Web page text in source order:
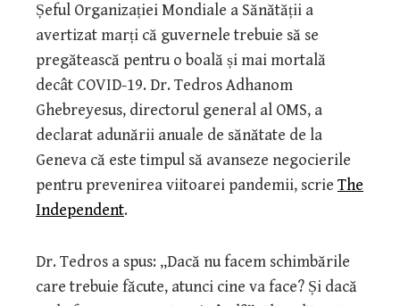
Șeful Organizației Mondiale a Sănătății a
avertizat marți că guvernele trebuie să se
pregătească pentru o boală și mai mortală
decât COVID-19. Dr. Tedros Adhanom
Ghebreyesus, directorul general al OMS, a
declarat adunării anuale de sănătate de la
Geneva că este timpul să avanseze negocierile
pentru prevenirea viitoarei pandemii, scrie The
Independent.
Dr. Tedros a spus: „Dacă nu facem schimbările
care trebuie făcute, atunci cine va face? Și dacă